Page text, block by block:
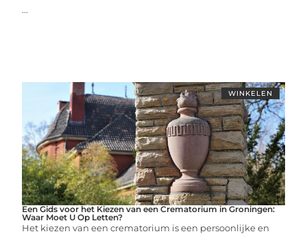
...
WINKELEN
Een Gids voor het Kiezen van een Crematorium in Groningen:
Waar Moet U Op Letten?
Het kiezen van een crematorium is een persoonlijke en